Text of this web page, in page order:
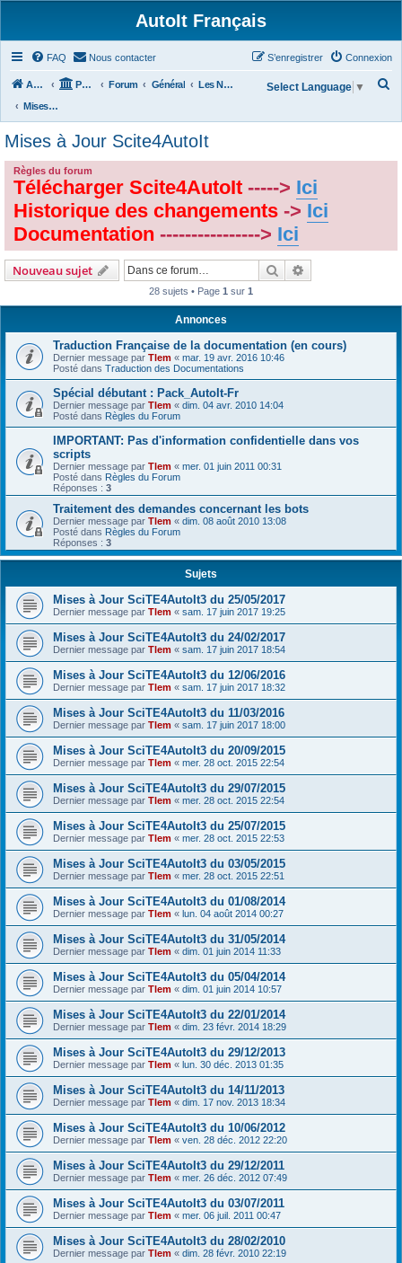
AutoIt Français
FAQ Nous contacter Connexion
S’enregistrer
Accueil Portail Forum Général
Les Nouvelles d'AutoIt
Mises à Jour Scite4AutoIt
Select Language ▼
Mises à Jour Scite4AutoIt
Règles du forum
Télécharger Scite4AutoIt -----> Ici
Historique des changements -> Ici
Documentation ----------------> Ici
Nouveau sujet Rechercher
28 sujets • Page 1 sur 1
Annonces
Traduction Française de la documentation (en cours)
Dernier message par Tlem « mar. 19 avr. 2016 10:46
Posté dans Traduction des Documentations
Spécial débutant : Pack_AutoIt-Fr
Dernier message par Tlem « dim. 04 avr. 2010 14:04
Posté dans Règles du Forum
IMPORTANT: Pas d'information confidentielle dans vos
scripts
Dernier message par Tlem « mer. 01 juin 2011 00:31
Posté dans Règles du Forum
Réponses : 3
Traitement des demandes concernant les bots
Dernier message par Tlem « dim. 08 août 2010 13:08
Posté dans Règles du Forum
Réponses : 3
Sujets
Mises à Jour SciTE4AutoIt3 du 25/05/2017
Dernier message par Tlem « sam. 17 juin 2017 19:25
Mises à Jour SciTE4AutoIt3 du 24/02/2017
Dernier message par Tlem « sam. 17 juin 2017 18:54
Mises à Jour SciTE4AutoIt3 du 12/06/2016
Dernier message par Tlem « sam. 17 juin 2017 18:32
Mises à Jour SciTE4AutoIt3 du 11/03/2016
Dernier message par Tlem « sam. 17 juin 2017 18:00
Mises à Jour SciTE4AutoIt3 du 20/09/2015
Dernier message par Tlem « mer. 28 oct. 2015 22:54
Mises à Jour SciTE4AutoIt3 du 29/07/2015
Dernier message par Tlem « mer. 28 oct. 2015 22:54
Mises à Jour SciTE4AutoIt3 du 25/07/2015
Dernier message par Tlem « mer. 28 oct. 2015 22:53
Mises à Jour SciTE4AutoIt3 du 03/05/2015
Dernier message par Tlem « mer. 28 oct. 2015 22:51
Mises à Jour SciTE4AutoIt3 du 01/08/2014
Dernier message par Tlem « lun. 04 août 2014 00:27
Mises à Jour SciTE4AutoIt3 du 31/05/2014
Dernier message par Tlem « dim. 01 juin 2014 11:33
Mises à Jour SciTE4AutoIt3 du 05/04/2014
Dernier message par Tlem « dim. 01 juin 2014 10:57
Mises à Jour SciTE4AutoIt3 du 22/01/2014
Dernier message par Tlem « dim. 23 févr. 2014 18:29
Mises à Jour SciTE4AutoIt3 du 29/12/2013
Dernier message par Tlem « lun. 30 déc. 2013 01:35
Mises à Jour SciTE4AutoIt3 du 14/11/2013
Dernier message par Tlem « dim. 17 nov. 2013 18:34
Mises à Jour SciTE4AutoIt3 du 10/06/2012
Dernier message par Tlem « ven. 28 déc. 2012 22:20
Mises à Jour SciTE4AutoIt3 du 29/12/2011
Dernier message par Tlem « mer. 26 déc. 2012 07:49
Mises à Jour SciTE4AutoIt3 du 03/07/2011
Dernier message par Tlem « mer. 06 juil. 2011 00:47
Mises à Jour SciTE4AutoIt3 du 28/02/2010
Dernier message par Tlem « dim. 28 févr. 2010 22:19